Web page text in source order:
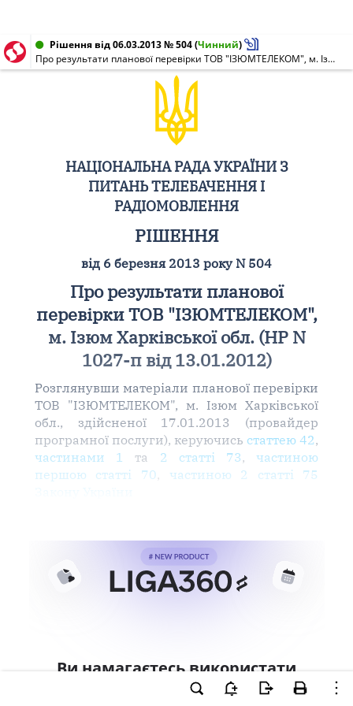
Рішення від 06.03.2013 № 504(Чинний)
Про результати планової перевірки ТОВ "ІЗЮМТЕЛЕКОМ", м. Ізюм Харківської обл. (НР N 1027-п від 13.01.2012)
НАЦІОНАЛЬНА РАДА УКРАЇНИ З
ПИТАНЬ ТЕЛЕБАЧЕННЯ І
РАДІОМОВЛЕННЯ
РІШЕННЯ
від 6 березня 2013 року N 504
Про результати планової
перевірки ТОВ "ІЗЮМТЕЛЕКОМ",
м. Ізюм Харківської обл. (НР N
1027-п від 13.01.2012)
Розглянувши матеріали планової перевірки
ТОВ "ІЗЮМТЕЛЕКОМ", м. Ізюм Харківської
обл., здійсненої 17.01.2013 (провайдер
програмної послуги), керуючись статтею 42,
частинами 1 та 2 статті 73,частиною
першою статті 70, частиною 2 статті 75
Ви намагаєтесь використати
інструменти для професійної